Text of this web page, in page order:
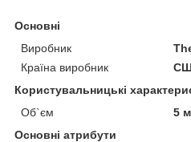
Основні
Виробник
Країна виробник
Користувальницькі
Об`єм
5
Основні атрибути